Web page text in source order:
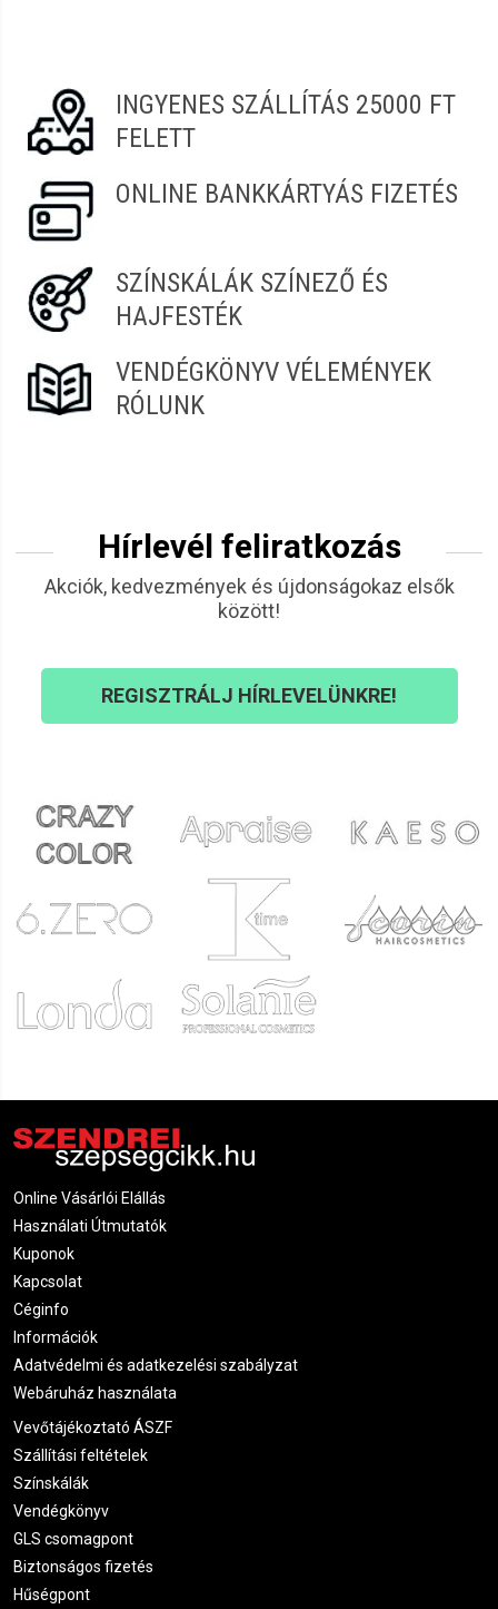
Boglárka 2022.10.30. 00:19
Zsolt Robert
Eszter 2022.01.08. 00:16
Igényes kivitelezés és praktikus!
INGYENES SZÁLLÍTÁS 25000 FT
FELETT
ONLINE BANKKÁRTYÁS FIZETÉS
SZÍNSKÁLÁK SZÍNEZŐ ÉS
HAJFESTÉK
VENDÉGKÖNYV VÉLEMÉNYEK
RÓLUNK
Hírlevél feliratkozás
Akciók, kedvezmények és újdonságokaz elsők
között!
REGISZTRÁLJ HÍRLEVELÜNKRE!
Online Vásárlói Elállás
Használati Útmutatók
Kuponok
Kapcsolat
Céginfo
Információk
Adatvédelmi és adatkezelési szabályzat
Webáruház használata
Vevőtájékoztató ÁSZF
Szállítási feltételek
Színskálák
Vendégkönyv
GLS csomagpont
Biztonságos fizetés
Hűségpont